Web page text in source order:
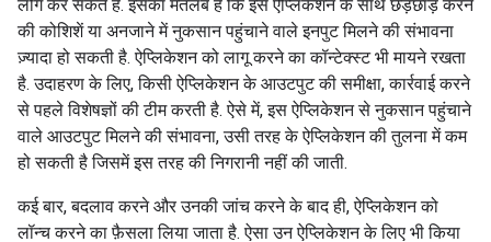
लोग कर सकते हैं. इसका मतलब है कि इस ऐप्लिकेशन के साथ छेड़छाड़ करने
की कोशिशें या अनजाने में नुकसान पहुंचाने वाले इनपुट मिलने की संभावना
ज़्यादा हो सकती है. ऐप्लिकेशन को लागू करने का कॉन्टेक्स्ट भी मायने रखता
है. उदाहरण के लिए, किसी ऐप्लिकेशन के आउटपुट की समीक्षा, कार्रवाई करने
से पहले विशेषज्ञों की टीम करती है. ऐसे में, इस ऐप्लिकेशन से नुकसान पहुंचाने
वाले आउटपुट मिलने की संभावना, उसी तरह के ऐप्लिकेशन की तुलना में कम
हो सकती है जिसमें इस तरह की निगरानी नहीं की जाती.
कई बार, बदलाव करने और उनकी जांच करने के बाद ही, ऐप्लिकेशन को
लॉन्च करने का फ़ैसला लिया जाता है. ऐसा उन ऐप्लिकेशन के लिए भी किया